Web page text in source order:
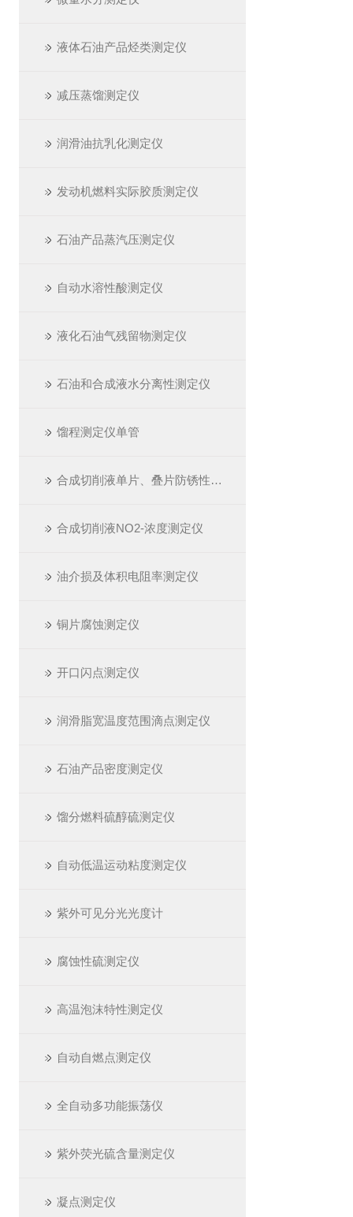
液体石油产品烃类测定仪
减压蒸馏测定仪
润滑油抗乳化测定仪
发动机燃料实际胶质测定仪
石油产品蒸汽压测定仪
自动水溶性酸测定仪
液化石油气残留物测定仪
石油和合成液水分离性测定仪
馏程测定仪单管
合成切削液单片、叠片防锈性测定仪
合成切削液NO2-浓度测定仪
油介损及体积电阻率测定仪
铜片腐蚀测定仪
开口闪点测定仪
润滑脂宽温度范围滴点测定仪
石油产品密度测定仪
馏分燃料硫醇硫测定仪
自动低温运动粘度测定仪
紫外可见分光光度计
腐蚀性硫测定仪
高温泡沫特性测定仪
自动自燃点测定仪
全自动多功能振荡仪
紫外荧光硫含量测定仪
凝点测定仪